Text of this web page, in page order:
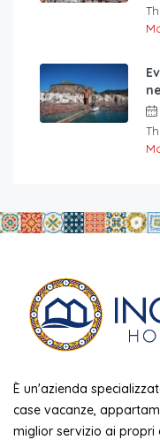
È un'azienda
case vacanze,
miglior servizio ai propri